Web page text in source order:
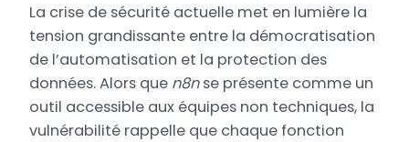
La crise de sécurité actuelle met en lumière la
tension grandissante entre la démocratisation
de l’automatisation et la protection des
données. Alors que n8nse présente comme un
outil accessible aux équipes non techniques, la
vulnérabilité rappelle que chaque fonction